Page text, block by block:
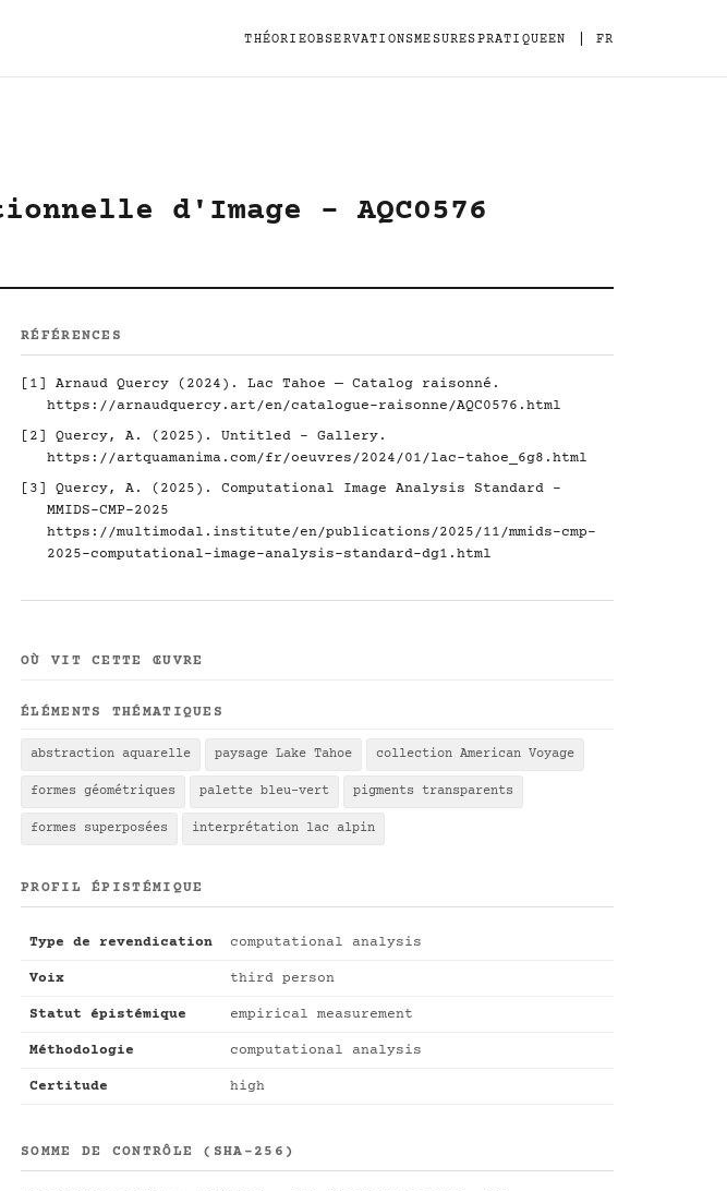
THÉORIEOBSERVATIONSMESURESPRATIQUEEN FR
d'Image - AQC0576
RÉFÉRENCES
[1] Arnaud Quercy (2024). Lac Tahoe — Catalog raisonné.
https://arnaudquercy.art/en/catalogue-raisonne/AQC0576.html
[2] Quercy, A. (2025). Untitled - Gallery.
https://artquamanima.com/fr/oeuvres/2024/01/lac-tahoe_6g8.html
[3] Quercy, A. (2025). Computational Image Analysis Standard -
MMIDS-CMP-2025
https://multimodal.institute/en/publications/2025/11/mmids-cmp-
2025-computational-image-analysis-standard-dg1.html
OÙ VIT CETTE ŒUVRE
ÉLÉMENTS THÉMATIQUES
abstraction aquarelle paysage Lake Tahoe collection American Voyage
formes géométriques palette bleu-vert pigments transparents
formes superposées interprétation lac alpin
PROFIL ÉPISTÉMIQUE
Type de revendication computational analysis
Voix third person
Statut épistémique empirical measurement
Méthodologie computational analysis
Certitude high
SOMME DE CONTRÔLE (SHA-256)